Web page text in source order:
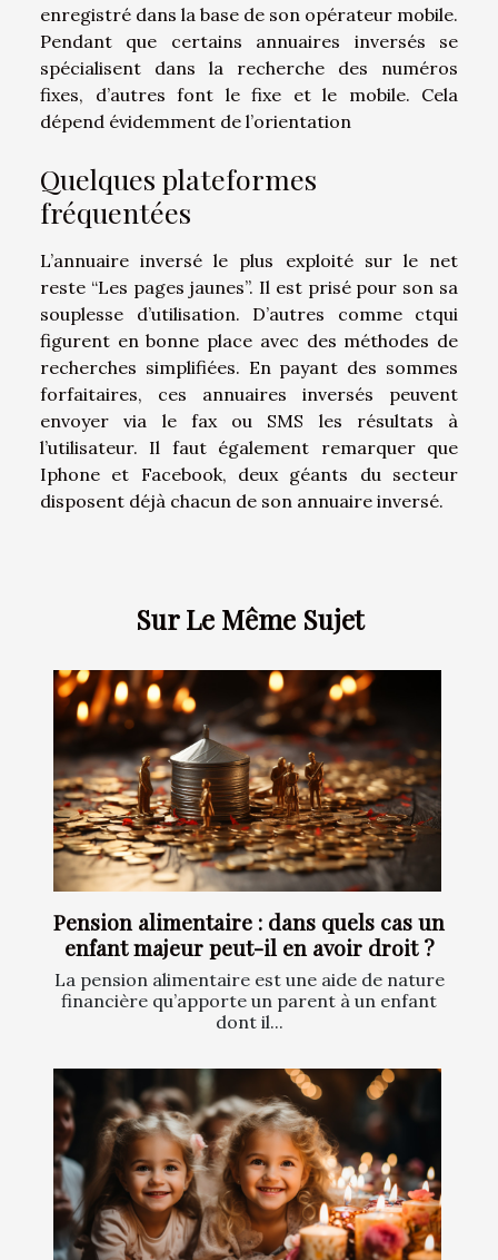
enregistré dans la base de son opérateur mobile.
Pendant que certains annuaires inversés se
spécialisent dans la recherche des numéros
fixes, d’autres font le fixe et le mobile. Cela
dépend évidemment de l’orientation
Quelques plateformes
fréquentées
L’annuaire inversé le plus exploité sur le net
reste “Les pages jaunes”. Il est prisé pour son sa
souplesse d’utilisation. D’autres comme ctqui
figurent en bonne place avec des méthodes de
recherches simplifiées. En payant des sommes
forfaitaires, ces annuaires inversés peuvent
envoyer via le fax ou SMS les résultats à
l’utilisateur. Il faut également remarquer que
Iphone et Facebook, deux géants du secteur
disposent déjà chacun de son annuaire inversé.
Sur Le Même Sujet
Pension alimentaire : dans quels cas un
enfant majeur peut-il en avoir droit ?
La pension alimentaire est une aide de nature
financière qu’apporte un parent à un enfant
dont il...